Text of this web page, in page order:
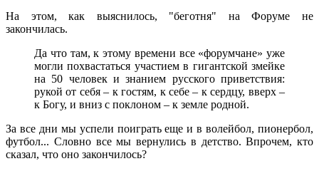
На этом, как выяснилось, "беготня" на Форуме не
закончилась.
Да что там, к этому времени все «форумчане» уже
могли похвастаться участием в гигантской змейке
на 50 человек и знанием русского приветствия:
рукой от себя – к гостям, к себе – к сердцу, вверх –
к Богу, и вниз с поклоном – к земле родной.
За все дни мы успели поиграть еще и в волейбол, пионербол,
футбол... Словно все мы вернулись в детство. Впрочем, кто
сказал, что оно закончилось?